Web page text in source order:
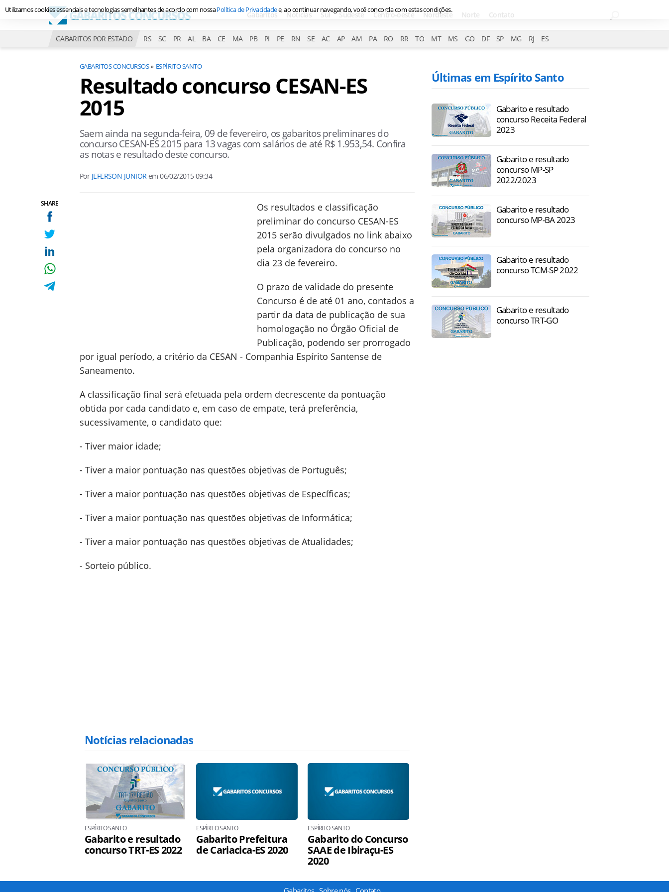
Gabaritos Notícias Sul Sudeste Centro-oeste Nordeste Norte Contato
GABARITOS POR ESTADO RS SC PR AL BA CE MA PB PI PE RN SE AC AP AM PA RO RR TO MT MS GO DF SP MG RJ ES
SHARE
GABARITOS CONCURSOS ESPÍRITO SANTO
Resultado concurso CESAN-ES
2015
Saem ainda na segunda-feira, 09 de fevereiro, os gabaritos preliminares do
concurso CESAN-ES 2015 para 13 vagas com salários de até R$ 1.953,54. Confira
as notas e resultado deste concurso.
Por JEFERSON JUNIORem06/02/2015 09:34
Os resultados e classificação
preliminar do concurso CESAN-ES
2015 serão divulgados no link abaixo
pela organizadora do concurso no
dia 23 de fevereiro.
O prazo de validade do presente
Concurso é de até 01 ano, contados a
partir da data de publicação de sua
homologação no Órgão Oficial de
Publicação, podendo ser prorrogado
por igual período, a critério da CESAN - Companhia Espírito Santense de
Saneamento.
A classificação final será efetuada pela ordem decrescente da pontuação
obtida por cada candidato e, em caso de empate, terá preferência,
sucessivamente, o candidato que:
- Tiver maior idade;
- Tiver a maior pontuação nas questões objetivas de Português;
- Tiver a maior pontuação nas questões objetivas de Específicas;
- Tiver a maior pontuação nas questões objetivas de Informática;
- Tiver a maior pontuação nas questões objetivas de Atualidades;
- Sorteio público.
Notícias relacionadas
ESPÍRITO SANTO
Gabarito e resultado
concurso TRT-ES 2022
ESPÍRITO SANTO
Gabarito Prefeitura
de Cariacica-ES 2020
ESPÍRITO SANTO
Gabarito do Concurso
SAAE de Ibiraçu-ES
2020
Últimas em Espírito Santo
Gabarito e resultado
concurso Receita Federal
2023
Gabarito e resultado
concurso MP-SP
2022/2023
Gabarito e resultado
concurso MP-BA 2023
Gabarito e resultado
concurso TCM-SP 2022
Gabarito e resultado
concurso TRT-GO
Utilizamos cookies essenciais e tecnologias semelhantes de acordo com nossaPolítica de Privacidadee, ao continuar navegando, você concorda com estas condições.